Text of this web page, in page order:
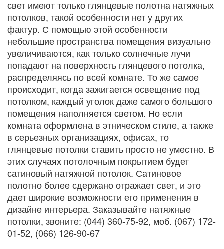
свет имеют только глянцевые полотна натяжных
потолков, такой особенности нет у других
фактур. С помощью этой особенности
небольшие пространства помещения визуально
увеличиваются, как только солнечные лучи
попадают на поверхность глянцевого потолка,
распределяясь по всей комнате. То же самое
происходит, когда зажигается освещение под
потолком, каждый уголок даже самого большого
помещения наполняется светом. Но если
комната оформлена в этническом стиле, а также
в серьезных организациях, офисах, то
глянцевые потолки ставить просто не уместно. В
этих случаях потолочным покрытием будет
сатиновый натяжной потолок. Сатиновое
полотно более сдержано отражает свет, и это
дает широкие возможности его применения в
дизайне интерьера. Заказывайте натяжные
потолки, звоните: (044) 360-75-92, моб. (067) 172-
01-52, (066) 126-90-67